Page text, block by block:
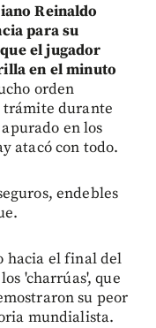
Reinaldo
para su
el jugador
en el minuto
orden
trámite durante
en los
atacó con todo.
endebles
hacia el final del
'charrúas', que
su peor
mundialista.